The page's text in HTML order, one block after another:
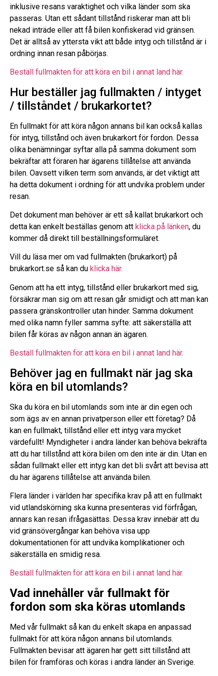
inklusive resans varaktighet och vilka länder som ska
passeras. Utan ett sådant tillstånd riskerar man att bli
nekad inträde eller att få bilen konfiskerad vid gränsen.
Det är alltså av yttersta vikt att både intyg och tillstånd är i
ordning innan resan påbörjas.
Beställ fullmakten för att köra en bil i annat land här.
Hur beställer jag fullmakten / intyget
/ tillståndet / brukarkortet?
En fullmakt för att köra någon annans bil kan också kallas
för intyg, tillstånd och även brukarkort för fordon. Dessa
olika benämningar syftar alla på samma dokument som
bekräftar att föraren har ägarens tillåtelse att använda
bilen. Oavsett vilken term som används, är det viktigt att
ha detta dokument i ordning för att undvika problem under
resan.
Det dokument man behöver är ett så kallat brukarkort och
detta kan enkelt beställas genom att klicka på länken, du
kommer då direkt till beställningsformuläret.
Vill du läsa mer om vad fullmakten (brukarkort) på
brukarkort.se så kan du klicka här.
Genom att ha ett intyg, tillstånd eller brukarkort med sig,
försäkrar man sig om att resan går smidigt och att man kan
passera gränskontroller utan hinder. Samma dokument
med olika namn fyller samma syfte: att säkerställa att
bilen får köras av någon annan än ägaren.
Beställ fullmakten för att köra en bil i annat land här.
Behöver jag en fullmakt när jag ska
köra en bil utomlands?
Ska du köra en bil utomlands som inte är din egen och
som ägs av en annan privatperson eller ett företag? Då
kan en fullmakt, tillstånd eller ett intyg vara mycket
värdefullt! Myndigheter i andra länder kan behöva bekräfta
att du har tillstånd att köra bilen om den inte är din. Utan en
sådan fullmakt eller ett intyg kan det bli svårt att bevisa att
du har ägarens tillåtelse att använda bilen.
Flera länder i världen har specifika krav på att en fullmakt
vid utlandskörning ska kunna presenteras vid förfrågan,
annars kan resan ifrågasättas. Dessa krav innebär att du
vid gränsövergångar kan behöva visa upp
dokumentationen för att undvika komplikationer och
säkerställa en smidig resa.
Beställ fullmakten för att köra en bil i annat land här.
Vad innehåller vår fullmakt för
fordon som ska köras utomlands
Med vår fullmakt så kan du enkelt skapa en anpassad
fullmakt för att köra någon annans bil utomlands.
Fullmakten bevisar att ägaren har gett sitt tillstånd att
bilen för framföras och köras i andra länder än Sverige.